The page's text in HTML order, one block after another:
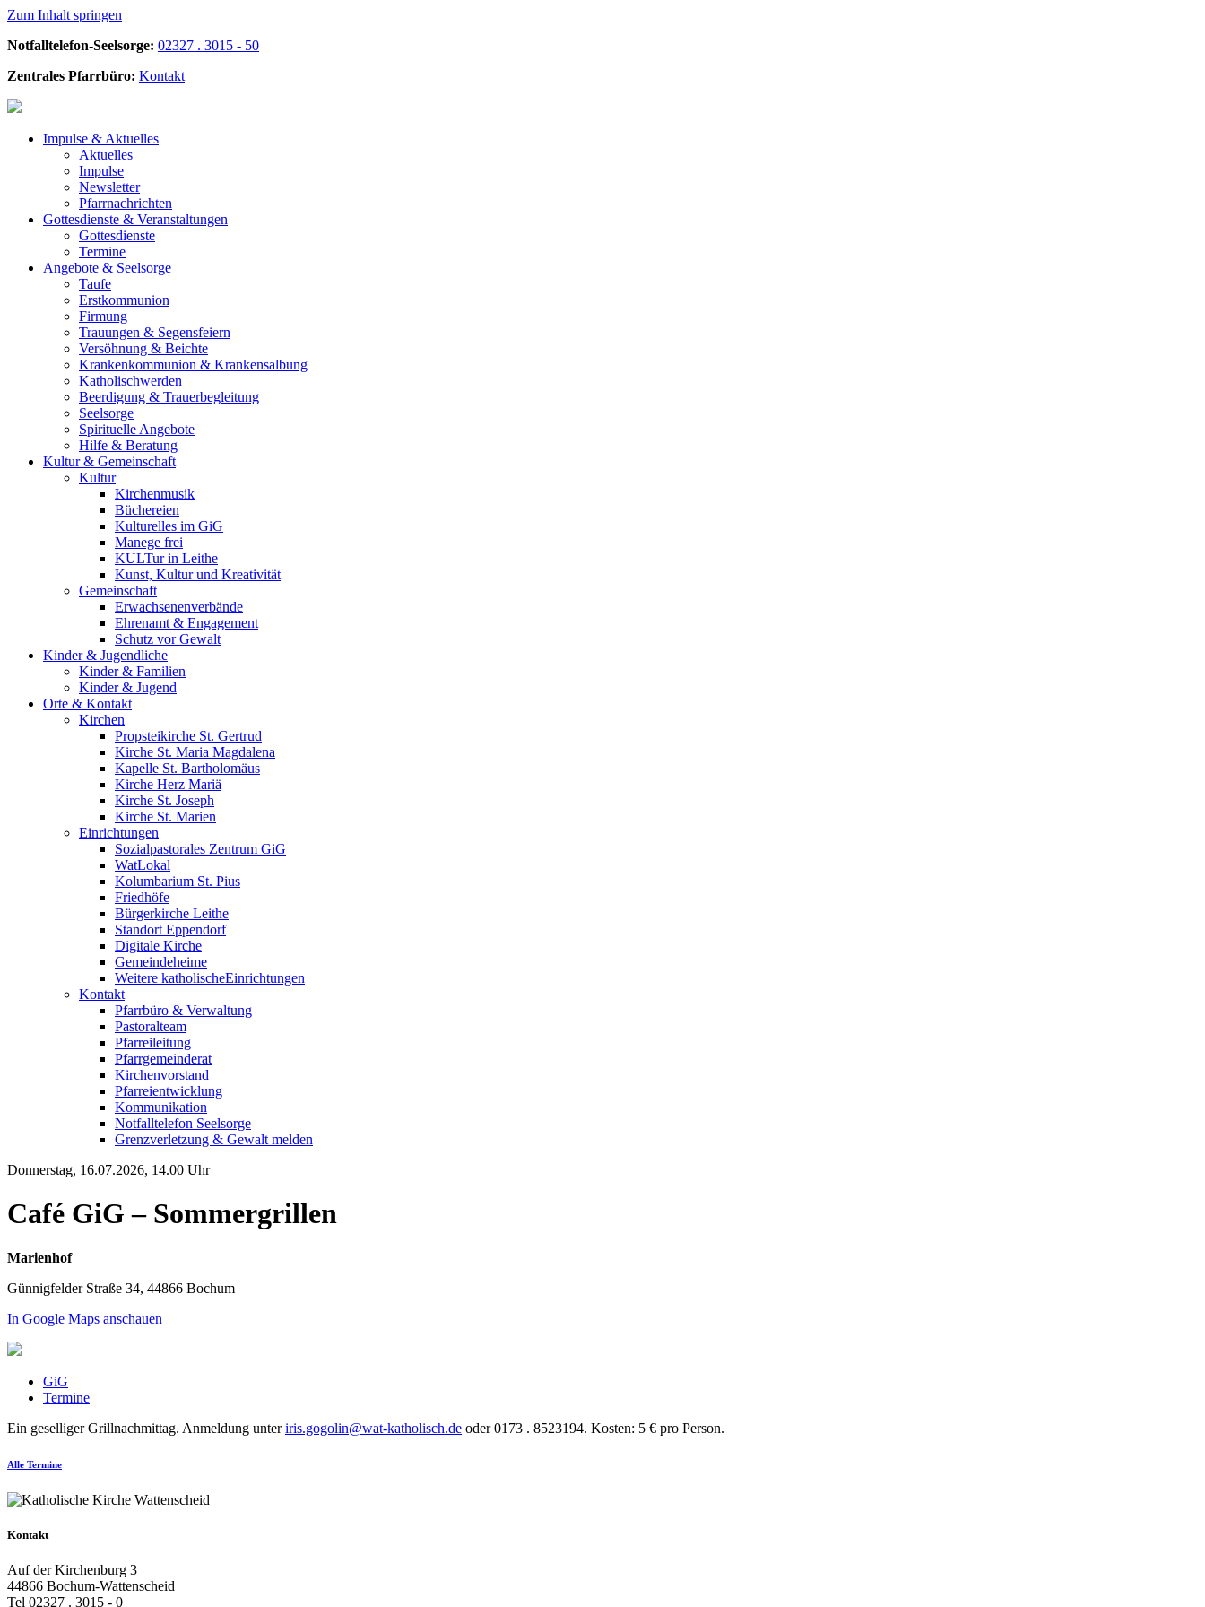
Zum Inhalt springen
Notfalltelefon-Seelsorge: 02327 . 3015 - 50
Zentrales Pfarrbüro: Kontakt
Impulse & Aktuelles
Aktuelles
Impulse
Newsletter
Pfarrnachrichten
Gottesdienste & Veranstaltungen
Gottesdienste
Termine
Angebote & Seelsorge
Taufe
Erstkommunion
Firmung
Trauungen & Segensfeiern
Versöhnung & Beichte
Krankenkommunion & Krankensalbung
Katholischwerden
Beerdigung & Trauerbegleitung
Seelsorge
Spirituelle Angebote
Hilfe & Beratung
Kultur & Gemeinschaft
Kultur
Kirchenmusik
Büchereien
Kulturelles im GiG
Manege frei
KULTur in Leithe
Kunst, Kultur und Kreativität
Gemeinschaft
Erwachsenenverbände
Ehrenamt & Engagement
Schutz vor Gewalt
Kinder & Jugendliche
Kinder & Familien
Kinder & Jugend
Orte & Kontakt
Kirchen
Propsteikirche St. Gertrud
Kirche St. Maria Magdalena
Kapelle St. Bartholomäus
Kirche Herz Mariä
Kirche St. Joseph
Kirche St. Marien
Einrichtungen
Sozialpastorales Zentrum GiG
WatLokal
Kolumbarium St. Pius
Friedhöfe
Bürgerkirche Leithe
Standort Eppendorf
Digitale Kirche
Gemeindeheime
Weitere katholische­­Einrichtungen
Kontakt
Pfarrbüro & Verwaltung
Pastoralteam
Pfarreileitung
Pfarrgemeinderat
Kirchenvorstand
Pfarreientwicklung
Kommunikation
Notfalltelefon Seelsorge
Grenzverletzung & Gewalt melden
Donnerstag, 16.07.2026, 14.00 Uhr
Café GiG – Sommergrillen
Marienhof
Günnigfelder Straße 34, 44866 Bochum
In Google Maps anschauen
GiG
Termine
Ein geselliger Grillnachmittag. Anmeldung unteriris.gogolin@wat-katholisch.de oder 0173 . 8523194. Kosten: 5 € pro Person.
Alle Termine
Kontakt
Auf der Kirchenburg 3
44866 Bochum-Wattenscheid
Tel 02327 . 3015 - 0